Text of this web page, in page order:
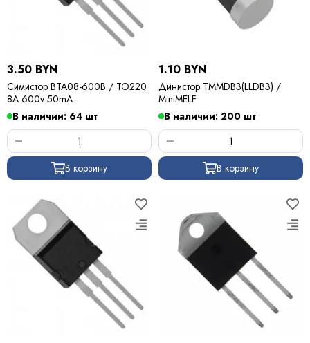
3.50 BYN
Симистор BTA08-600B / TO220
8A 600v 50mA
В наличии: 64 шт
В корзину
1.10 BYN
Динистор TMMDB3(LLDB3) /
MiniMELF
В наличии: 200 шт
В корзину